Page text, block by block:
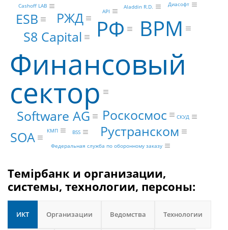
Финансовый
сектор
BPM
РФ
Software AG
S8 Capital
Роскосмос
РЖД
Рустранском
ESB
SOA КМП
Диасофт
Aladdin R.D.
BSS
Cashoff LAB
Федеральная служба по оборонному заказу
СКУД
API
Темірбанк и организации,
системы, технологии, персоны:
ИКТ Организации Ведомства Технологии